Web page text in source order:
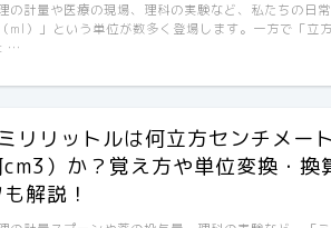
の計量や医療の現場、理科の実験など、私たちの日
ml）」という単位が数多く登場します。一方で「立
c …
リリットルは何立方センチメー
）か？覚え方や単位変換・換
解説！